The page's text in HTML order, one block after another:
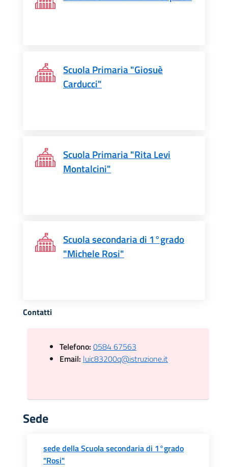
Scuola Primaria "Giosuè
Carducci"
Scuola Primaria "Rita Levi
Montalcini"
Scuola secondaria di 1°grado
"Michele Rosi"
Contatti
Telefono: 0584 67563
Email: luic83200q@istruzione.it
Sede
sede della Scuola secondaria di 1°grado
"Rosi"